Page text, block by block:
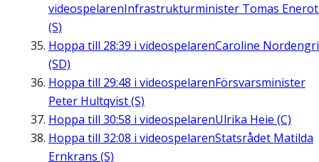
videospelarenInfrastrukturminister Tomas
(S)
Hoppa till 28:39 i videospelarenCaroline
(SD)
Hoppa till 29:48 i videospelarenFörsvarsminister
Peter Hultqvist (S)
Hoppa till 30:58 i videospelarenUlrika Heie (C)
Hoppa till 32:08 i videospelarenStatsrådet Matilda
Ernkrans (S)